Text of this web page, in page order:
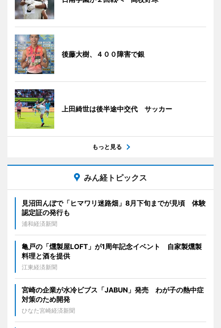
後藤大樹、４００障害で銀
上田綺世は後半途中交代 サッカー
もっと見る
みん経トピックス
見沼田んぼで「ヒマワリ迷路畑」8月下旬までが見頃 体験
認定証の発行も
浦和経済新聞
亀戸の「燻製屋LOFT」が1周年記念イベント 自家製燻製
料理と酒を提供
江東経済新聞
宮崎の企業が水冷ビブス「JABUN」発売 わが子の熱中症
対策のため開発
ひなた宮崎経済新聞